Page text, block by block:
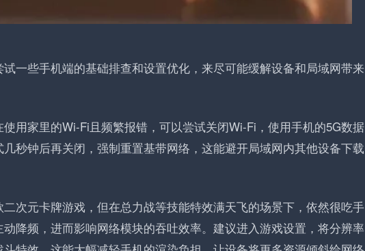
一些手机端的基础排查和设置优化，来尽可能缓解设备和局域网带来
用家里的Wi-Fi且频繁报错，可以尝试关闭Wi-Fi，使用手机的5G数据
秒钟后再关闭，强制重置基带网络，这能避开局域网内其他设备下载
次元卡牌游戏，但在总力战等技能特效满天飞的场景下，依然很吃手
降频，进而影响网络模块的吞吐效率。建议进入游戏设置，将分辨率